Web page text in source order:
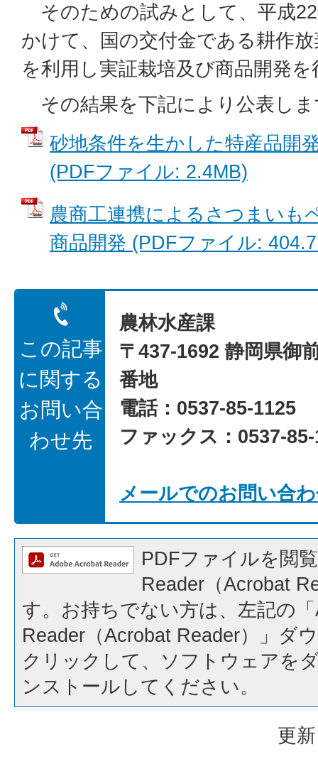
そのための試みとして、平成
かけて、国の交付金である耕作
を利用し実証栽培及び商品開発
その結果を下記により公表し
砂地条件を生かした特産品開
(PDFファイル: 2.4MB)
農商工連携によるさつまいも
商品開発 (PDFファイル:
この記事
に関する
お問い合
わせ先
農林水産課
〒437-1692 静岡県御
番地
電話：0537-85-1125
ファックス：0537-
メールでのお問い合
PDFファイルを閲
Reader（Acrobat
す。お持ちでない方は、左記の
Reader（Acrobat Reader）」ダ
クリックして、ソフトウェアを
ンストールしてください。
更